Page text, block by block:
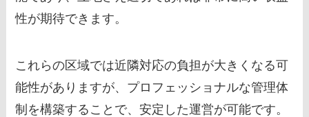
性が期待できます。
これらの区域では近隣対応の負担が大きくなる可
能性がありますが、プロフェッショナルな管理体
制を構築することで、安定した運営が可能です。